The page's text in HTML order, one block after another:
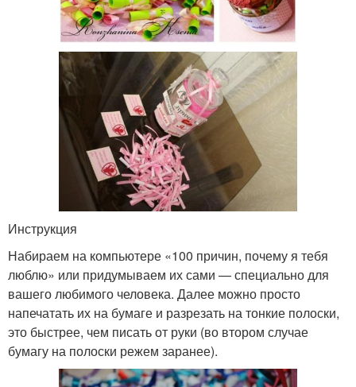
Инструкция
Набираем на компьютере «100 причин, почему я тебя
люблю» или придумываем их сами — специально для
вашего любимого человека. Далее можно просто
напечатать их на бумаге и разрезать на тонкие полоски,
это быстрее, чем писать от руки (во втором случае
бумагу на полоски режем заранее).